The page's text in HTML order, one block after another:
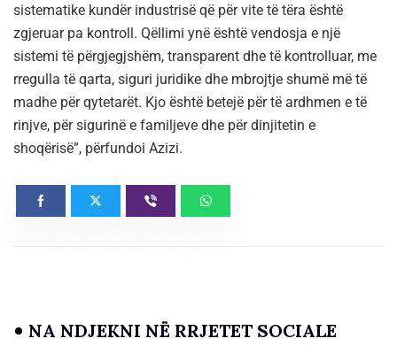
sistematike kundër industrisë që për vite të tëra është
zgjeruar pa kontroll. Qëllimi ynë është vendosja e një
sistemi të përgjegjshëm, transparent dhe të kontrolluar, me
rregulla të qarta, siguri juridike dhe mbrojtje shumë më të
madhe për qytetarët. Kjo është betejë për të ardhmen e të
rinjve, për sigurinë e familjeve dhe për dinjitetin e
shoqërisë”, përfundoi Azizi.
NA NDJEKNI NË RRJETET SOCIALE